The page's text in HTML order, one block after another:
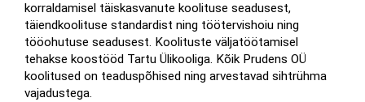
korraldamisel täiskasvanute koolituse seadusest,
täiendkoolituse standardist ning töötervishoiu ning
tööohutuse seadusest. Koolituste väljatöötamisel
tehakse koostööd Tartu Ülikooliga. Kõik Prudens OÜ
koolitused on teaduspõhised ning arvestavad sihtrühma
vajadustega.